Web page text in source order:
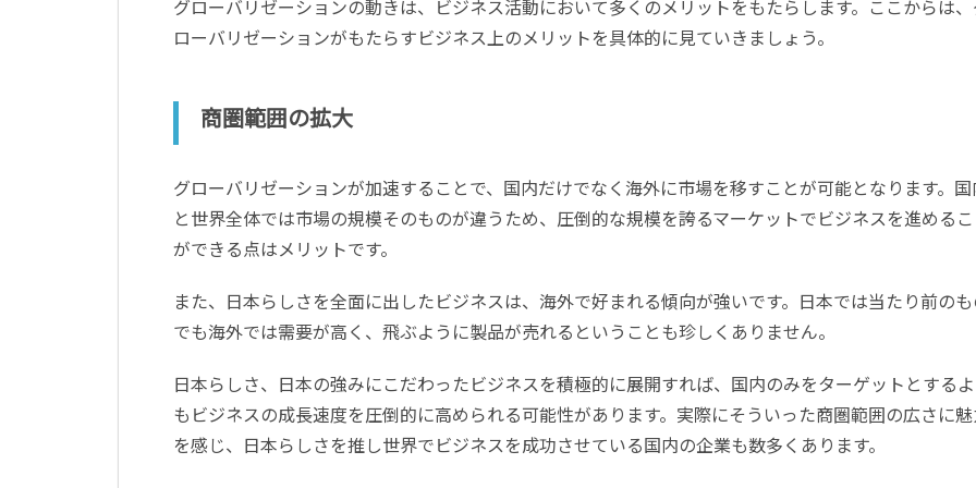
グローバリゼーションの動きは、ビジネス活動において多くのメリットをもたらします。ここからは
ローバリゼーションがもたらすビジネス上のメリットを具体的に見ていきましょう。
商圏範囲の拡大
グローバリゼーションが加速することで、国内だけでなく海外に市場を移すことが可能となります。国
と世界全体では市場の規模そのものが違うため、圧倒的な規模を誇るマーケットでビジネスを進めるこ
ができる点はメリットです。
また、日本らしさを全面に出したビジネスは、海外で好まれる傾向が強いです。日本では当たり前の
でも海外では需要が高く、飛ぶように製品が売れるということも珍しくありません。
日本らしさ、日本の強みにこだわったビジネスを積極的に展開すれば、国内のみをターゲットとする
もビジネスの成長速度を圧倒的に高められる可能性があります。実際にそういった商圏範囲の広さに
を感じ、日本らしさを推し世界でビジネスを成功させている国内の企業も数多くあります。